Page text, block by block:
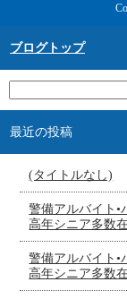
ブログトップ
最近の投稿
(タイトルなし)
警備アルバイト•
高年シニア多数
警備アルバイト•
高年シニア多数